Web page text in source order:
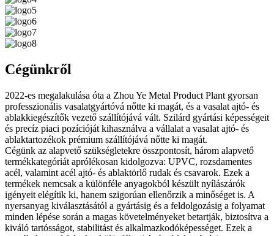
Cégünkről
2022-es megalakulása óta a Zhou Ye Metal Product Plant gyorsan
professzionális vasalatgyártóvá nőtte ki magát, és a vasalat ajtó- és
ablakkiegészítők vezető szállítójává vált. Szilárd gyártási képességeit
és precíz piaci pozícióját kihasználva a vállalat a vasalat ajtó- és
ablaktartozékok prémium szállítójává nőtte ki magát.
Cégünk az alapvető szükségletekre összpontosít, három alapvető
termékkategóriát aprólékosan kidolgozva: UPVC, rozsdamentes
acél, valamint acél ajtó- és ablaktörlő rudak és csavarok. Ezek a
termékek nemcsak a különféle anyagokból készült nyílászárók
igényeit elégítik ki, hanem szigorúan ellenőrzik a minőséget is. A
nyersanyag kiválasztásától a gyártásig és a feldolgozásig a folyamat
minden lépése során a magas követelményeket betartják, biztosítva a
kiváló tartósságot, stabilitást és alkalmazkodóképességet. Ezek a